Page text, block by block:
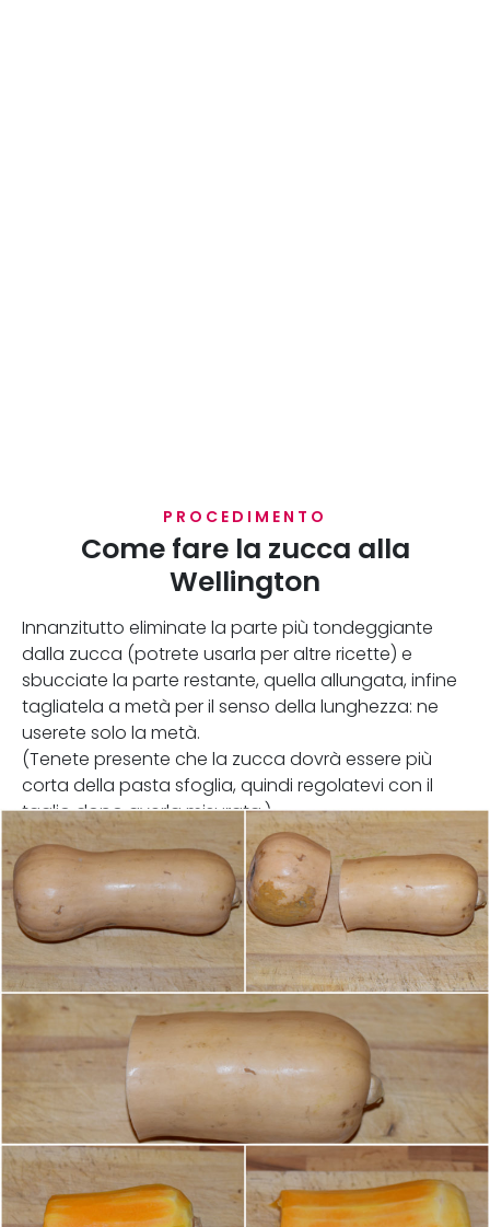
PROCEDIMENTO
Come fare la zucca alla
Wellington
Innanzitutto eliminate la parte più tondeggiante
dalla zucca (potrete usarla per altre ricette) e
sbucciate la parte restante, quella allungata, infine
tagliatela a metà per il senso della lunghezza: ne
userete solo la metà.
(Tenete presente che la zucca dovrà essere più
corta della pasta sfoglia, quindi regolatevi con il
taglio dopo averla misurata.)